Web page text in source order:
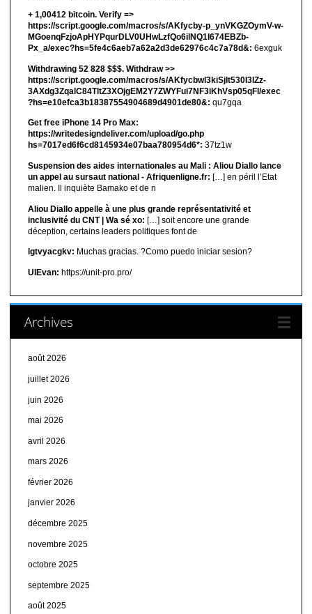
+ 1,00412 bitсоin. Verify =>
https://script.google.com/macros/s/AKfycby-p_ynVKGZOymV-w-
MGoenqFzjoApHYPqurDLV0UHwLzfQo6ilNQ1l674EBZb-
Px_a/exec?hs=5fe4c6aeb7a62a2d3de62976c4c7a78d&: 6exguk
Withdrawing 52 828 $$$. Withdrаw >>
https://script.google.com/macros/s/AKfycbwl3kiSjlt530I3lZz-
3AXdg3ZqalC84TltZ3XOjgEM2Y7ZWYFui7NF3iKhVsp05qFl/exec
?hs=e10efca3b18387554904689d4901de80&: qu7gqa
Get free iPhone 14 Pro Max:
https://writedesigndeliver.com/upload/go.php
hs=7017ed6f6cd8145934e07baa780954d6*: 37tz1w
Suspension des aides internationales au Mali : Aliou Diallo lance
un appel au sursaut national - Afriquenligne.fr: […] en péril l’Etat
malien. Il inquiète Bamako et de n
Aliou Diallo appelle à une plus grande représentativité et
inclusivité du CNT | Wa sé xo: […] soit encore une grande
déception, certains leaders politiques font de
lgtvyacgkv: Muchas gracias. ?Como puedo iniciar sesion?
UIEvan: https://unit-pro.pro/
Archives
août 2026
juillet 2026
juin 2026
mai 2026
avril 2026
mars 2026
février 2026
janvier 2026
décembre 2025
novembre 2025
octobre 2025
septembre 2025
août 2025